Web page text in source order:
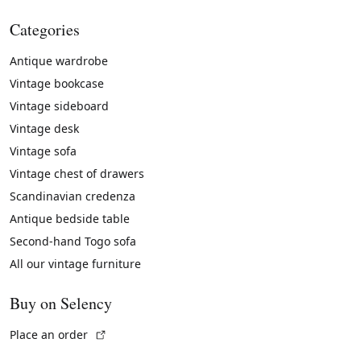
Categories
Antique wardrobe
Vintage bookcase
Vintage sideboard
Vintage desk
Vintage sofa
Vintage chest of drawers
Scandinavian credenza
Antique bedside table
Second-hand Togo sofa
All our vintage furniture
Buy on Selency
Place an order